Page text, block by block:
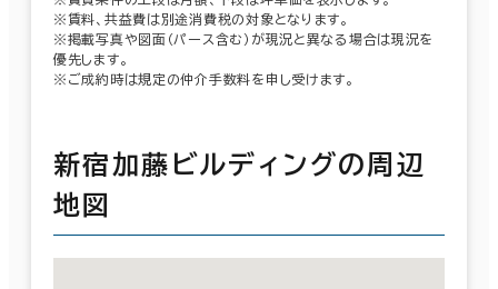
※賃料、共益費は別途消費税の対象となります。
※掲載写真や図面（パース含む）が現況と異なる場合は現況を
優先します。
※ご成約時は規定の仲介手数料を申し受けます。
新宿加藤ビルディングの周辺
地図